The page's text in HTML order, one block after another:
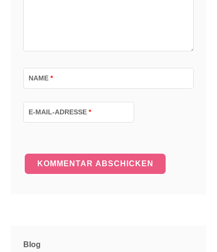
NAME*
E-MAIL-ADRESSE*
Blog